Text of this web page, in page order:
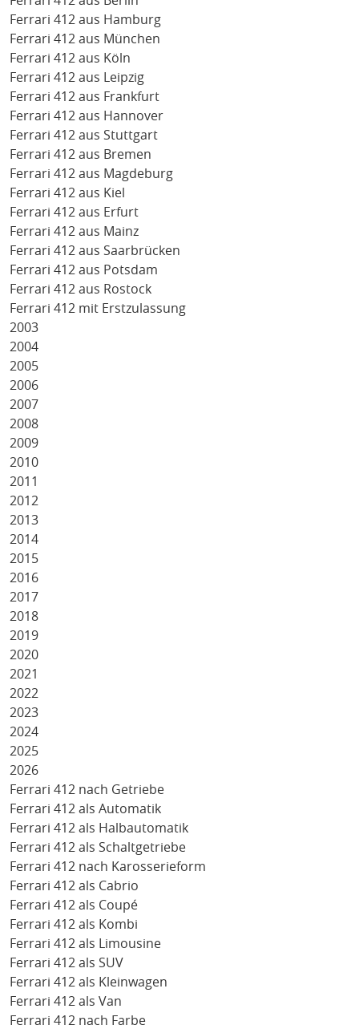
Ferrari 412 aus Hamburg
Ferrari 412 aus München
Ferrari 412 aus Köln
Ferrari 412 aus Leipzig
Ferrari 412 aus Frankfurt
Ferrari 412 aus Hannover
Ferrari 412 aus Stuttgart
Ferrari 412 aus Bremen
Ferrari 412 aus Magdeburg
Ferrari 412 aus Kiel
Ferrari 412 aus Erfurt
Ferrari 412 aus Mainz
Ferrari 412 aus Saarbrücken
Ferrari 412 aus Potsdam
Ferrari 412 aus Rostock
Ferrari 412 mit Erstzulassung
2003
2004
2005
2006
2007
2008
2009
2010
2011
2012
2013
2014
2015
2016
2017
2018
2019
2020
2021
2022
2023
2024
2025
2026
Ferrari 412 nach Getriebe
Ferrari 412 als Automatik
Ferrari 412 als Halbautomatik
Ferrari 412 als Schaltgetriebe
Ferrari 412 nach Karosserieform
Ferrari 412 als Cabrio
Ferrari 412 als Coupé
Ferrari 412 als Kombi
Ferrari 412 als Limousine
Ferrari 412 als SUV
Ferrari 412 als Kleinwagen
Ferrari 412 als Van
Ferrari 412 nach Farbe